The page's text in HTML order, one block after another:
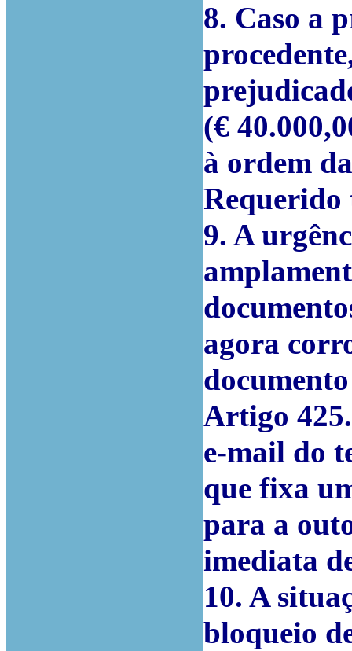
8. Caso a
(€
à ordem
Requerido
9. A
agora
Artigo
e-mail do
que fixa
para a
imediata
10. A
bloqueio